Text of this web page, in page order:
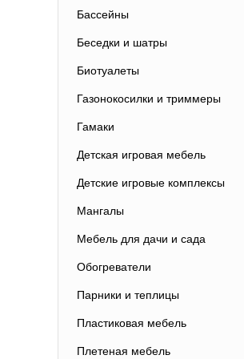
Бассейны
Беседки и шатры
Биотуалеты
Газонокосилки и триммеры
Гамаки
Детская игровая мебель
Детские игровые комплексы
Мангалы
Мебель для дачи и сада
Обогреватели
Парники и теплицы
Пластиковая мебель
Плетеная мебель